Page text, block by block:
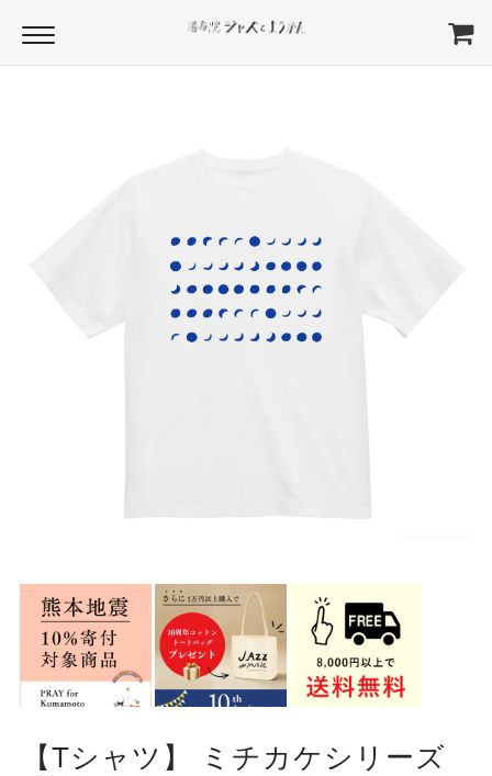
【Tシャツ】 ミチカケシリーズ